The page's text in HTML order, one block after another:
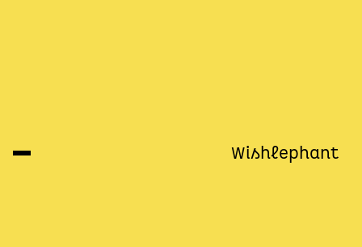
Wishlephant